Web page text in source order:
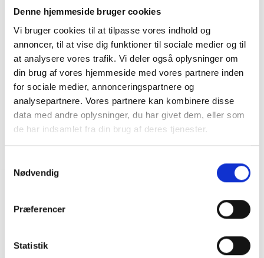
Denne hjemmeside bruger cookies
Vi bruger cookies til at tilpasse vores indhold og
annoncer, til at vise dig funktioner til sociale medier og til
at analysere vores trafik. Vi deler også oplysninger om
din brug af vores hjemmeside med vores partnere inden
for sociale medier, annonceringspartnere og
analysepartnere. Vores partnere kan kombinere disse
data med andre oplysninger, du har givet dem, eller som
de har indsamlet fra din brug af deres tjenester.
Nødvendig
Præferencer
Statistik
DKK350,00 950,00
Super fede sportswool track pants fra Pasteelo.